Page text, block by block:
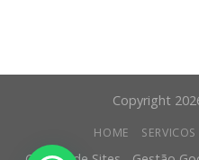
Copyright
HOME SERVICOS